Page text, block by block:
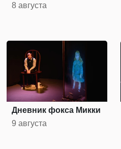
8 августа
Дневник фокса Микки
9 августа